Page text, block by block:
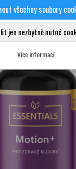
všechny soubory
jen nezbytně nutné
Více informací